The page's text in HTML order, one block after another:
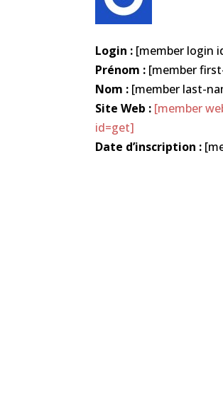
Login : [member login
Prénom : [member
Nom : [member last-
Site Web : [member
id=get]
Date d’inscription :